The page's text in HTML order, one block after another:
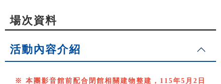
場次資料
活動內容介紹
※ 本團影音館前配合閉館相關建物整建，115年5月2日